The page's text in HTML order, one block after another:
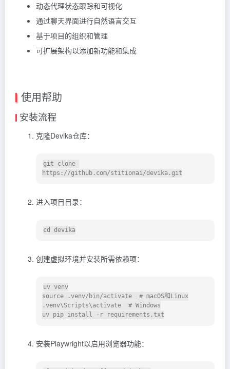
动态代理状态跟踪和可视化
通过聊天界面进行自然语言交互
基于项目的组织和管理
可扩展架构以添加新功能和集成
使用帮助
安装流程
克隆Devika仓库：
git clone
https://github.com/stitionai/devika.git
进入项目目录：
创建虚拟环境并安装所需依赖项：
uv venv
source .venv/bin/activate  # macOS和Linux
.venv\Scripts\activate  # Windows
安装Playwright以启用浏览器功能：